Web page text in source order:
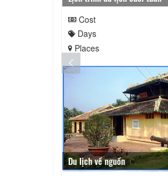
Cost
Days
Places
Du lịch về nguồn